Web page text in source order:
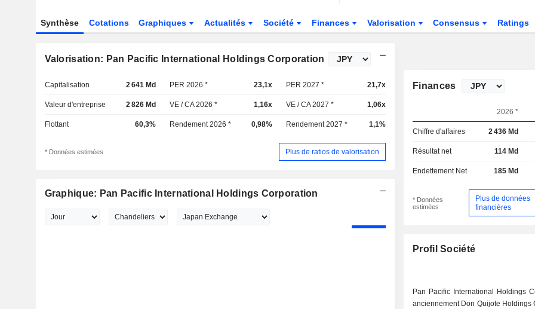
Synthèse Cotations Graphiques Actualités Société Finances Valorisation Consensus Ratings
Valorisation: Pan Pacific International Holdings Corporation
Capitalisation 2 641 Md PER 2026 * 23,1x PER 2027 * 21,7x
Valeur d'entreprise 2 826 Md VE / CA 2026 * 1,16x VE / CA 2027 * 1,06x
Flottant 60,3% Rendement 2026 * 0,98% Rendement 2027 * 1,1%
* Données estimées Plus de ratios de valorisation
Graphique: Pan Pacific International Holdings Corporation
Finances
2026 *
Chiffre d'affaires 2 436 Md
Résultat net 114 Md
Endettement Net 185 Md
* Données
estimées
Plus de données
financières
Profil Société
Pan Pacific International Holdings
anciennement Don Quijote Holdings